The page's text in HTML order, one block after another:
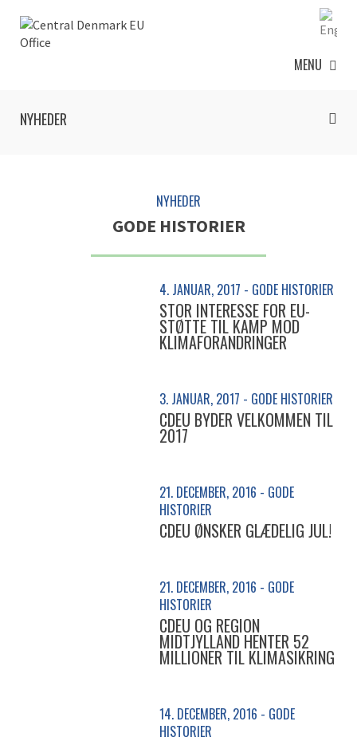
MENU
NYHEDER
NYHEDER
GODE HISTORIER
4. JANUAR, 2017 - GODE HISTORIER
STOR INTERESSE FOR EU-
STØTTE TIL KAMP MOD
KLIMAFORANDRINGER
3. JANUAR, 2017 - GODE HISTORIER
CDEU BYDER VELKOMMEN TIL
2017
21. DECEMBER, 2016 - GODE
HISTORIER
CDEU ØNSKER GLÆDELIG JUL!
21. DECEMBER, 2016 - GODE
HISTORIER
CDEU OG REGION
MIDTJYLLAND HENTER 52
MILLIONER TIL KLIMASIKRING
14. DECEMBER, 2016 - GODE
HISTORIER